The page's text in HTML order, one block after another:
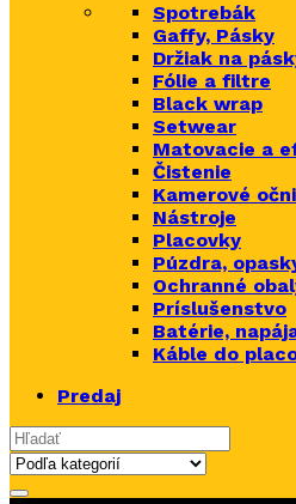
Spotrebák
Gaffy, Pásky
Držiak na
Fólie a filtre
Black wrap
Setwear
Matovacie a
Čistenie
Kamerové
Nástroje
Placovky
Púzdra,
Ochranné
Príslušenstvo
Batérie,
Káble do
Predaj
Search for: